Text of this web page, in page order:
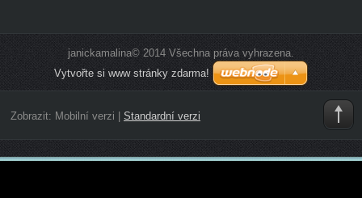
janickamalina© 2014 Všechna práva vyhrazena.
Vytvořte si www stránky zdarma!
Zobrazit: Mobilní verzi | Standardní verzi